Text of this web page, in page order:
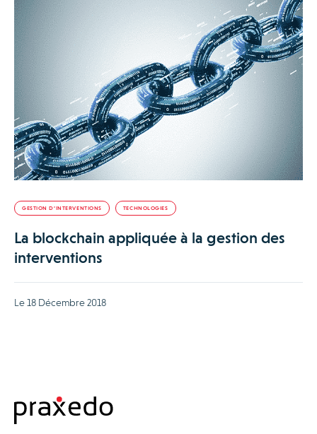
GESTION D’INTERVENTIONS TECHNOLOGIES
La blockchain appliquée à la gestion des
interventions
Le 18 Décembre 2018